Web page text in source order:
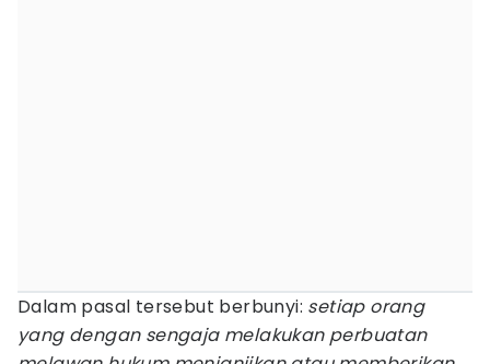
Dalam pasal tersebut berbunyi: setiap orang
yang dengan sengaja melakukan perbuatan